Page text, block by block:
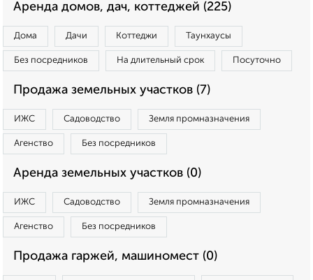
Аренда домов, дач, коттеджей (225)
Дома Дачи Коттеджи Таунхаусы
Без посредников На длительный срок Посуточно
Продажа земельных участков (7)
ИЖС Садоводство Земля промназначения
Агенство Без посредников
Аренда земельных участков (0)
ИЖС Садоводство Земля промназначения
Агенство Без посредников
Продажа гаржей, машиномест (0)